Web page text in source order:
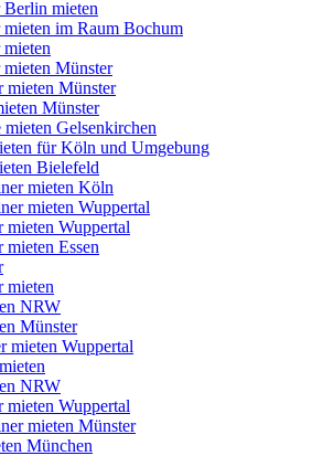
mieten
im Raum Bochum
Münster
mieten Münster
Münster
Gelsenkirchen
für Köln und Umgebung
Bielefeld
mieten Köln
mieten Wuppertal
mieten Wuppertal
mieten Essen
mieten
NRW
Münster
mieten Wuppertal
NRW
mieten Wuppertal
mieten Münster
München